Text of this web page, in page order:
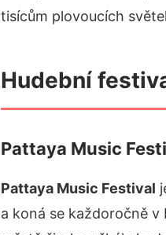
tisícům plovoucích
Hudební
Pattaya Music
Pattaya Music Festival
a koná se každoročně